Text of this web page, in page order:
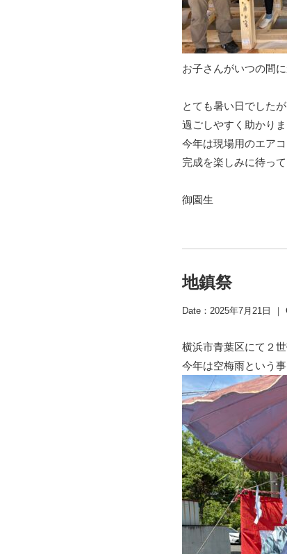
お子さんがいつの間
とても暑い日でした
過ごしやすく助かりま
今年は現場用のエア
完成を楽しみに待っ
御園生
地鎮祭
Date：2025年7月21日 ｜
横浜市青葉区にて２
今年は空梅雨という